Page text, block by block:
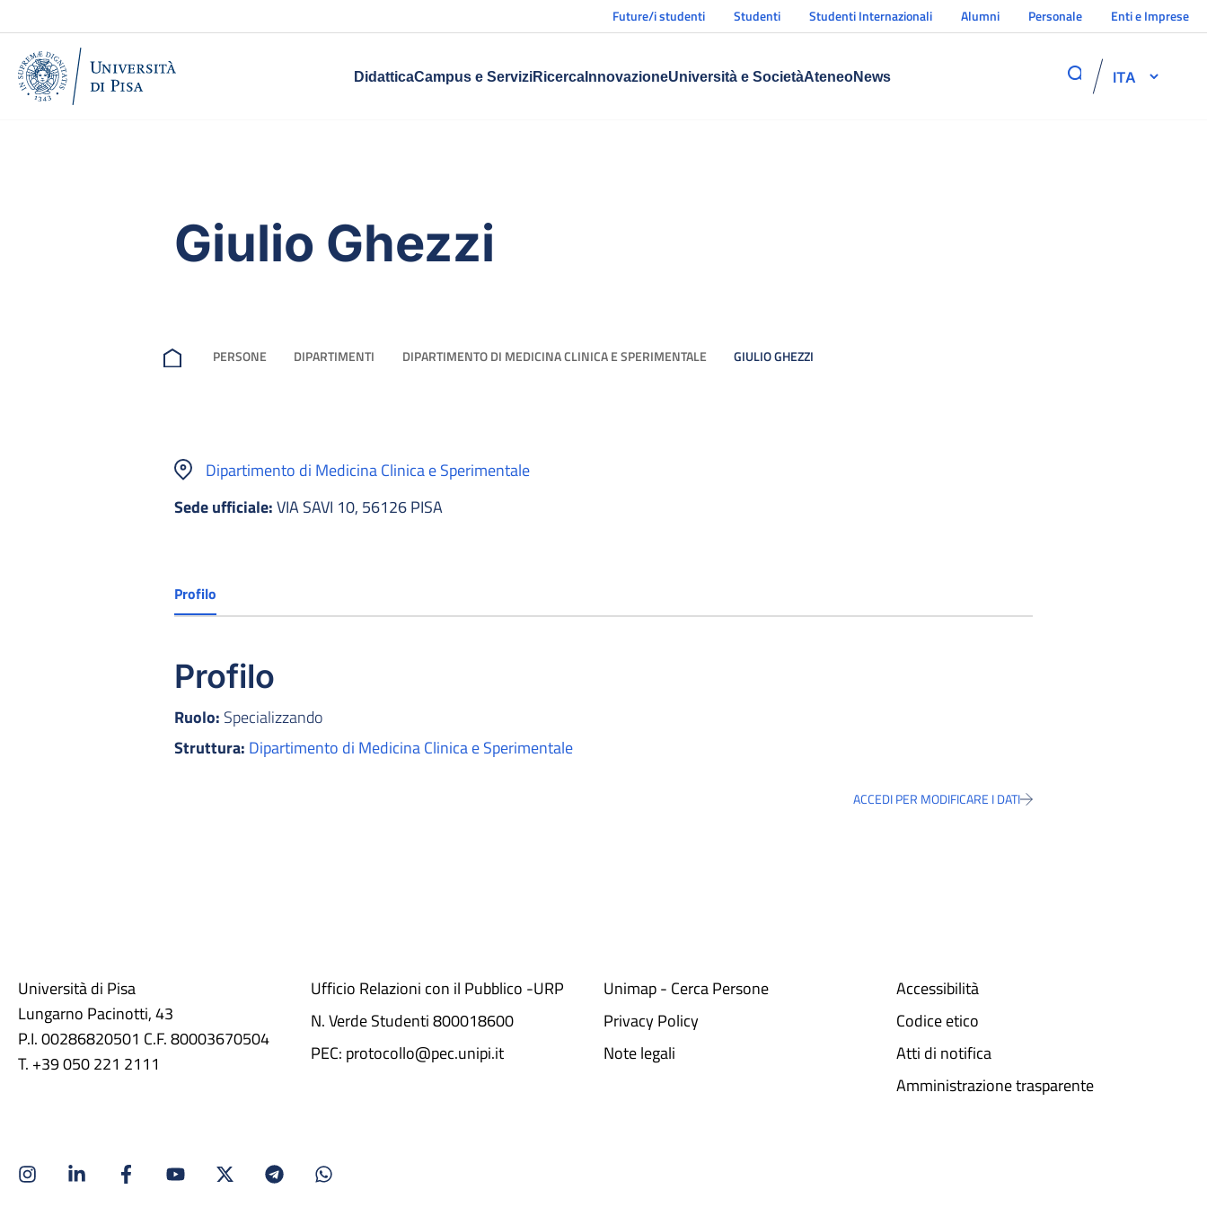
Future/i studenti Studenti Studenti Internazionali Alumni Personale Enti e Imprese
DidatticaCampus e ServiziRicercaInnovazioneUniversità e SocietàAteneoNews ITA
Giulio Ghezzi
PERSONE DIPARTIMENTI DIPARTIMENTO DI MEDICINA CLINICA E SPERIMENTALE GIULIO GHEZZI
Dipartimento di Medicina Clinica e Sperimentale
Sede ufficiale:VIA SAVI 10, 56126 PISA
Profilo
Profilo
Ruolo: Specializzando
Struttura: Dipartimento di Medicina Clinica e Sperimentale
ACCEDI PER MODIFICARE I DATI
Università di Pisa
Lungarno Pacinotti, 43
P.I. 00286820501 C.F. 80003670504
T. +39 050 221 2111
Ufficio Relazioni con il Pubblico -URP
N. Verde Studenti 800018600​
PEC: protocollo@pec.unipi.it
Unimap - Cerca Persone
Privacy Policy
Note legali
Accessibilità
Codice etico
Atti di notifica
Amministrazione trasparente